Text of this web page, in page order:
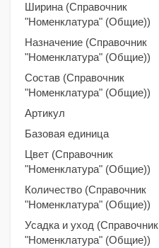
Ширина (Справочник
"Номенклатура" (Общие))
Назначение (Справочник
"Номенклатура" (Общие))
Состав (Справочник
"Номенклатура" (Общие))
Артикул
Базовая единица
Цвет (Справочник
"Номенклатура" (Общие))
Количество (Справочник
"Номенклатура" (Общие))
Усадка и уход (Справочник
"Номенклатура" (Общие))